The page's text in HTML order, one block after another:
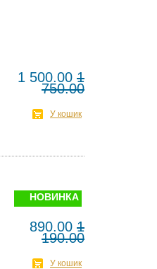
1 500.00 1
750.00
У кошик
НОВИНКА
890.00 1
190.00
У кошик